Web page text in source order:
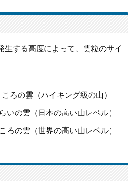
生する高度によって、雲粒のサイ
の雲（ハイキング級の山）
の雲（日本の高い山レベル）
の雲（世界の高い山レベル）